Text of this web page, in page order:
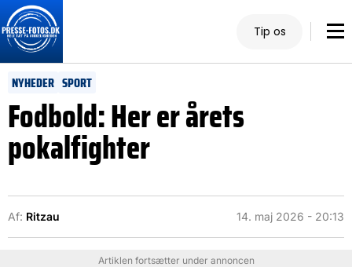
Tip os
NYHEDER SPORT
Fodbold: Her er årets
pokalfighter
Af: Ritzau 14. maj 2026 - 20:13
Artiklen fortsætter under annoncen